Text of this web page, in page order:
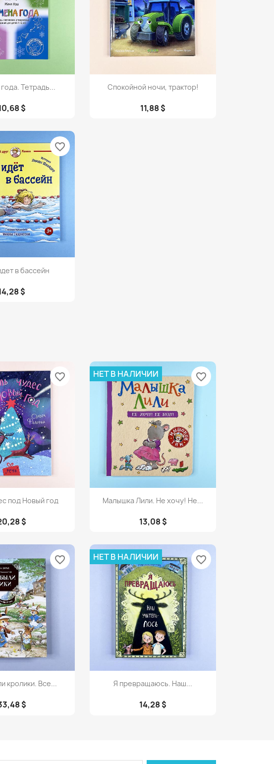
Тетрадь...
$
Просмотр
Спокойной ночи, трактор!
11,88 $
в бассейн
$
favorite_border
под Новый год
$
favorite_border
Просмотр
Малышка Лили. Не хочу! Не...
13,08 $
НЕТ В НАЛИЧИИ favorite_border
кролики. Все...
$
favorite_border
Просмотр
Я превращаюсь. Наш...
14,28 $
НЕТ В НАЛИЧИИ favorite_border